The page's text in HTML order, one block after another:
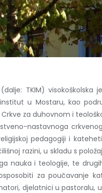
TKIM)
u Mostaru, kao
za duhovnom i
nastavnoga
pedagogiji i
razini, u skladu s
nauka i teologije, te
za poučavanje
djelatnici u